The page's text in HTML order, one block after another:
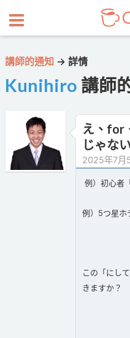
講師的通知 → 詳情
Kunihiro 講師
え、for
じゃな
2025年7月
例）初心者
例）5つ星ホ
この「にし
きますか？